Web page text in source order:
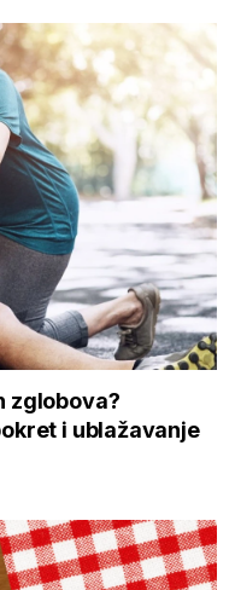
zglobova?
i ublažavanje